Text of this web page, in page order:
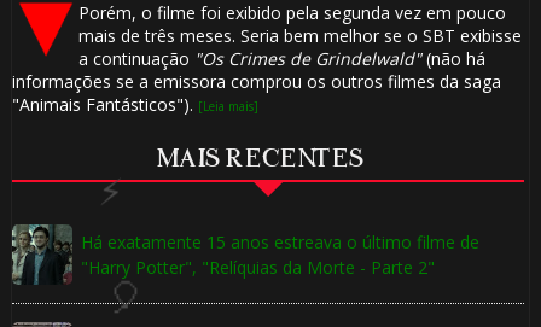
Porém, o filme foi exibido pela segunda vez em pouco
mais de três meses. Seria bem melhor se o SBT exibisse
a continuação "Os Crimes de Grindelwald"(não há
informações se a emissora comprou os outros filmes da saga
"Animais Fantásticos"). [Leia mais]
MAIS RECENTES
Há exatamente 15 anos estreava o último filme de
"Harry Potter", "Relíquias da Morte - Parte 2"
⚡
🎈